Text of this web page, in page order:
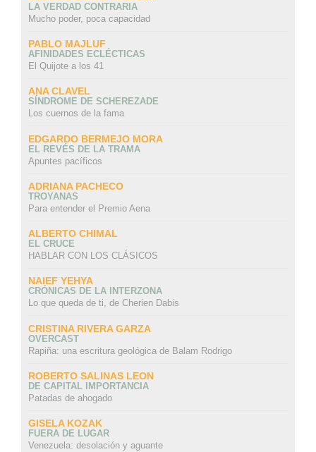
LA VERDAD CONTRARIA
Mucho poder, poca capacidad
PABLO MAJLUF
AFINIDADES ECLÉCTICAS
El Quijote a los 41
ANA CLAVEL
SÍNDROME DE SCHEREZADE
Los cuernos de la fama
EDGARDO BERMEJO MORA
EL REVÉS DE LA TRAMA
Apuntes pacíficos
ADRIANA PACHECO
TROYANAS
Para entender el Premio Aena
ALBERTO CHIMAL
EL CRUCE
HABLAR CON LOS CLÁSICOS
NAIEF YEHYA
CRÓNICAS DE LA INTERZONA
Lo que queda de ti, de Cherien Dabis
CRISTINA RIVERA GARZA
OVERCAST
Rapiña: una escritura geológica de Balam Rodrigo
ROBERTO SALINAS LEON
DE CAPITAL IMPORTANCIA
Patadas de ahogado
GISELA KOZAK
FUERA DE LUGAR
Venezuela: desolación y aguante